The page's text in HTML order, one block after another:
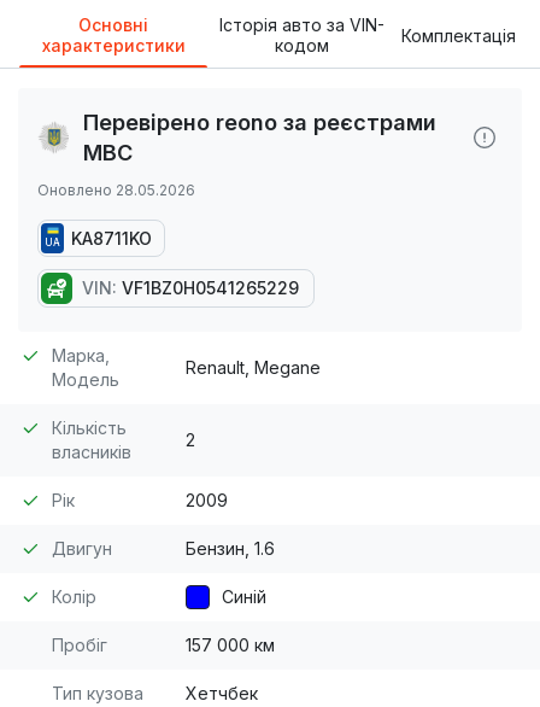
колу, опори передніх стійок, стійки стабілізатора.
Гарне світло ближніх фар, LED. Міняли радіатор
змінилась ситуація.
Основні
характеристики
Історія авто за VIN-
кодом
Комплектація
Перевірено reono за реєстрами
МВС
Оновлено 28.05.2026
UA KA8711KO
VIN: VF1BZ0H0541265229
Марка,
Модель
Renault, Megane
Кількість
власників
2
Рік 2009
Двигун Бензин, 1.6
Колір Синій
Пробіг 157 000 км
Тип кузова Хетчбек